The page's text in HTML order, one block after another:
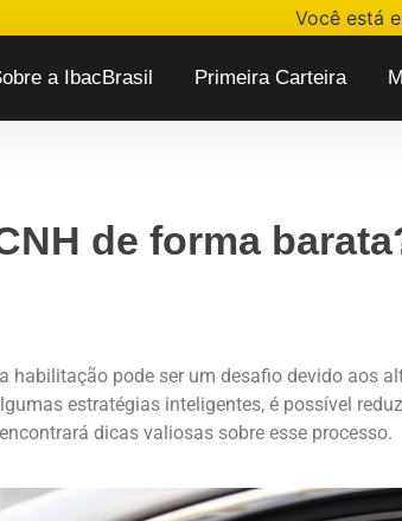
Você está
a IbacBrasil Primeira Carteira
de forma
habilitação pode ser um desafio devido aos
estratégias inteligentes, é possível
encontrará dicas valiosas sobre esse processo.